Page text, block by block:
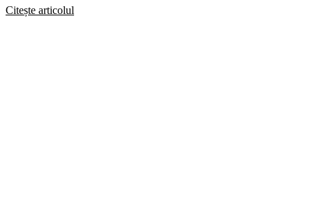
Citește articolul